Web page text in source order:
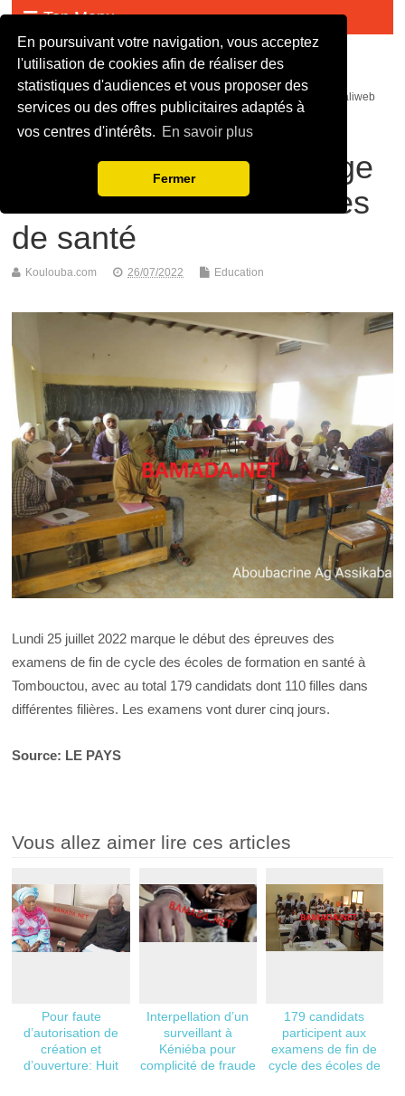
En poursuivant votre navigation, vous acceptez
l'utilisation de cookies afin de réaliser des
statistiques d'audiences et vous proposer des
services ou des offres publicitaires adaptés à
vos centres d'intérêts. En savoir plus
Fermer
Top Menu
Malijet
malijet mali jet com Actualité malienne en continue - mali web maliweb
mali actu news ortm direct live infos
Tombouctou : démarrage
des examens des écoles
de santé
Koulouba.com 26/07/2022 Education
Lundi 25 juillet 2022 marque le début des épreuves des
examens de fin de cycle des écoles de formation en santé à
Tombouctou, avec au total 179 candidats dont 110 filles dans
différentes filières. Les examens vont durer cinq jours.
Source: LE PAYS
Vous allez aimer lire ces articles
Pour faute
d’autorisation de
création et
d’ouverture: Huit
Interpellation d’un
surveillant à
Kéniéba pour
complicité de fraude
179 candidats
participent aux
examens de fin de
cycle des écoles de